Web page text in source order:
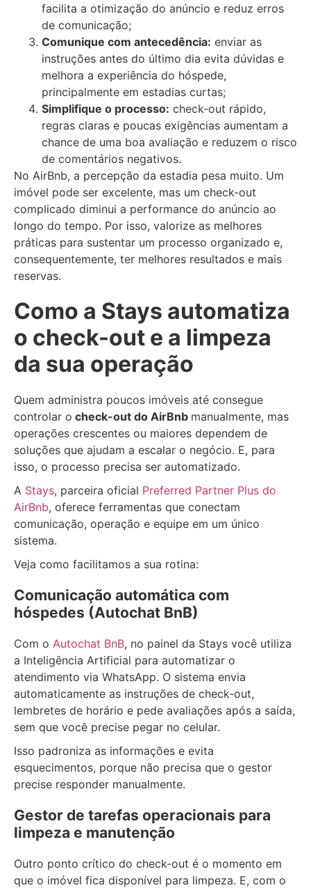
facilita a otimização do anúncio e reduz erros
de comunicação;
Comunique com antecedência: enviar as
instruções antes do último dia evita dúvidas e
melhora a experiência do hóspede,
principalmente em estadias curtas;
Simplifique o processo: check-out rápido,
regras claras e poucas exigências aumentam a
chance de uma boa avaliação e reduzem o risco
de comentários negativos.
No AirBnb, a percepção da estadia pesa muito. Um
imóvel pode ser excelente, mas um check-out
complicado diminui a performance do anúncio ao
longo do tempo. Por isso, valorize as melhores
práticas para sustentar um processo organizado e,
consequentemente, ter melhores resultados e mais
reservas.
Como a Stays automatiza
o check-out e a limpeza
da sua operação
Quem administra poucos imóveis até consegue
controlar o check-out do AirBnb manualmente, mas
operações crescentes ou maiores dependem de
soluções que ajudam a escalar o negócio. E, para
isso, o processo precisa ser automatizado.
A Stays, parceira oficial Preferred Partner Plus do
AirBnb, oferece ferramentas que conectam
comunicação, operação e equipe em um único
sistema.
Veja como facilitamos a sua rotina:
Comunicação automática com
hóspedes (Autochat BnB)
Com o Autochat BnB, no painel da Stays você utiliza
a Inteligência Artificial para automatizar o
atendimento via WhatsApp. O sistema envia
automaticamente as instruções de check-out,
lembretes de horário e pede avaliações após a saída,
sem que você precise pegar no celular.
Isso padroniza as informações e evita
esquecimentos, porque não precisa que o gestor
precise responder manualmente.
Gestor de tarefas operacionais para
limpeza e manutenção
Outro ponto crítico do check-out é o momento em
que o imóvel fica disponível para limpeza. E, com o